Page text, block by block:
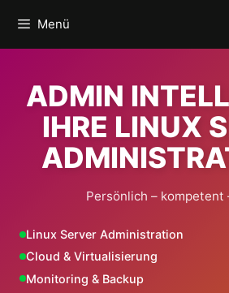
Inhalt
springen
Menü
ADMIN
IHRE LINUX
Persönlich – kompetent
Linux Server Administration
Cloud & Virtualisierung
Monitoring & Backup